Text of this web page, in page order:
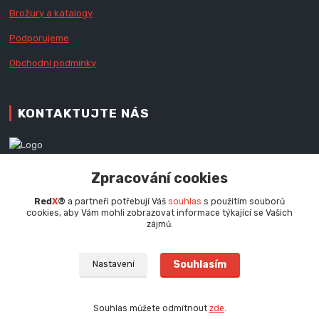
Brožury a katalogy
Podporujeme
Obchodní podmínky
KONTAKTUJTE NÁS
+420 777 979 111
info@redx.cz
Zpracování cookies
Red X® a partneři potřebují Váš souhlas s použitím souborů
cookies, aby Vám mohli zobrazovat informace týkající se Vašich
zájmů.
Nastavení Souhlasím
Souhlas můžete odmítnout zde.